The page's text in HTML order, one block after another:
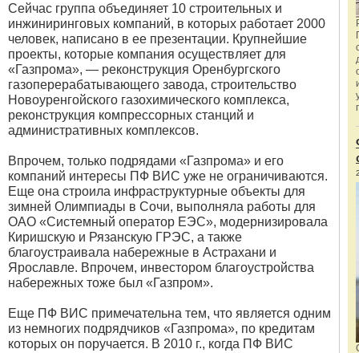
Сейчас группа объединяет 10 строительных и
инжиниринговых компаний, в которых работает 2000
человек, написано в ее презентации. Крупнейшие
проекты, которые компания осуществляет для
«Газпрома», — реконструкция Оренбургского
газоперерабатывающего завода, строительство
Новоуренгойского газохимического комплекса,
реконструкция компрессорных станций и
административных комплексов.
Впрочем, только подрядами «Газпрома» и его
компаний интересы ПФ ВИС уже не ограничиваются.
Еще она строила инфраструктурные объекты для
зимней Олимпиады в Сочи, выполняла работы для
ОАО «Системный оператор ЕЭС», модернизировала
Киришскую и Рязанскую ГРЭС, а также
благоустраивала набережные в Астрахани и
Ярославле. Впрочем, инвестором благоустройства
набережных тоже был «Газпром».
Еще ПФ ВИС примечательна тем, что является одним
из немногих подрядчиков «Газпрома», по кредитам
которых он поручается. В 2010 г., когда ПФ ВИС